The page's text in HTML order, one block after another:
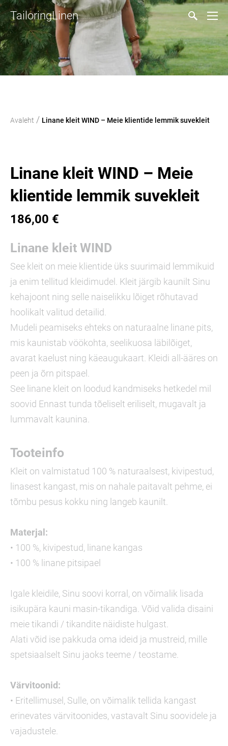
TailoringLinen
Avaleht / Linane kleit WIND – Meie klientide lemmik suvekleit
Linane kleit WIND – Meie
klientide lemmik suvekleit
186,00 €
Linane kleit WIND
See kleit on meie klientide üks suurimaid lemmikuid
ja enim tellitud kleidimudel. Kleit järgib kaunilt Sinu
kehajoont ning selle naiselikku lõiget rõhutavad
hoolikalt valitud detailid.
Mudeli peamiseks ehteks on naturaalne linane pits,
mis kaunistab vöökohta, seelikuosa läbilõiget,
avarat kaelust ning käeaugukaart. Kleidi all-ääres on
peen ja õrn pitspael.
See linane kleit on loodud kandmiseks hetkedel mil
soovid Ennast tunda tõeliselt eriliselt, mugavalt ja
lummavalt kaunina.
Tooteinfo
Kleit on valmistatud 100 % naturaalsest, kivipestud,
linasest kangast, mis on nahale paitavalt pehme, ei
tõmbu pesus kokku ning langeb kaunilt.
Materjal:
• 100 %, kivipestud, linane kangas
• 100 % linane pitsipael
Igale kleidile, Sinu soovi korral, on võimalik lisada
isikupära kauni masin-tikandiga. Võid valida disaini
meie tikandi / tikandite näidiste hulgast.
Alati võid ise pakkuda oma ideid ja mustreid, mille
spetsiaalselt Sinu jaoks teeme / teostame.
Värvitoonid:
• Eritellimusel, Sulle, on võimalik tellida kangast
erinevates värvitoonides, vastavalt Sinu soovidele ja
vajadustele.